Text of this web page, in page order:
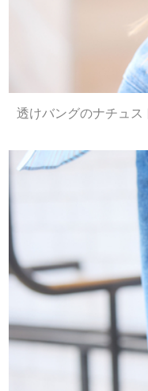
透けバングのナチュ